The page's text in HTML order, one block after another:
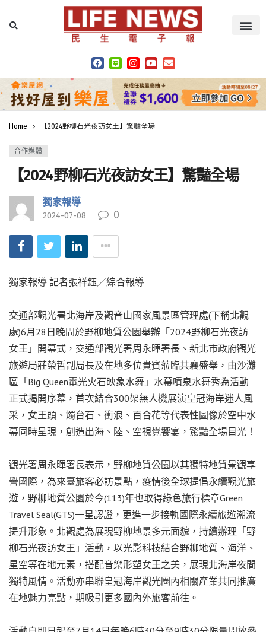
Home 【2024野柳石光夜訪女王】驚豔全場
合作媒體
【2024野柳石光夜訪女王】驚豔全場
獨家報導
2024-07-08 0
獨家報導 記者張祥鈺／綜合報導
交通部觀光署北海岸及觀音山國家風景區管理處(下稱北觀
處)6月28日晚間於野柳地質公園舉辦「2024野柳石光夜訪
女王」開幕式，交通部觀光署周永暉署長、新北市政府觀光
旅遊局莊榮哲副局長及在地多位貴賓蒞臨共襄盛舉，由沙灘
區「Big Queen電光火石映象水舞」水幕噴泉水舞秀為活動
正式揭開序幕，首次結合300架無人機展演皇冠海岸迷人風
采，女王頭、燭台石、衝浪、百合花等代表性圖像於空中水
幕同時呈現，創造出海、陸、空視覺饗宴，驚豔全場目光！
觀光署周永暉署長表示，野柳地質公園以其獨特地質景觀享
譽國際，為來臺旅客必訪景點，疫情後全球提倡永續觀光旅
遊，野柳地質公園於今(113)年也取得綠色旅行標章Green
Travel Seal(GTS)一星認證，更進一步接軌國際永續旅遊潮流
提升形象。北觀處為展現野柳地景多元面貌，持續辦理「野
柳石光夜訪女王」活動，以光影科技結合野柳地質、海洋、
星空等在地元素，搭配音樂形塑女王之美，展現北海岸夜間
獨特風情。活動亦串聯皇冠海岸觀光圈內相關產業共同推廣
在地魅力亮點，期吸引更多國內外旅客前往。